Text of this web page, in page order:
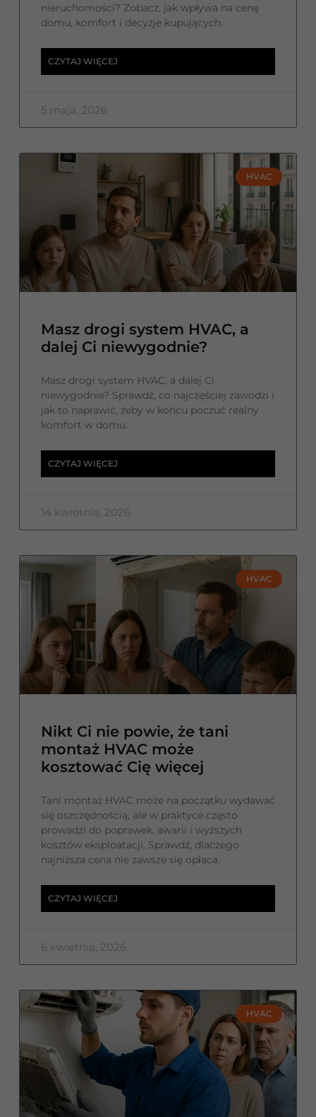
nieruchomości? Zobacz, jak wpływa na cenę
domu, komfort i decyzje kupujących.
CZYTAJ WIĘCEJ
5 maja, 2026
HVAC
Masz drogi system HVAC, a
dalej Ci niewygodnie?
Masz drogi system HVAC, a dalej Ci
niewygodnie? Sprawdź, co najczęściej zawodzi i
jak to naprawić, żeby w końcu poczuć realny
komfort w domu.
CZYTAJ WIĘCEJ
14 kwietnia, 2026
HVAC
Nikt Ci nie powie, że tani
montaż HVAC może
kosztować Cię więcej
Tani montaż HVAC może na początku wydawać
się oszczędnością, ale w praktyce często
prowadzi do poprawek, awarii i wyższych
kosztów eksploatacji. Sprawdź, dlaczego
najniższa cena nie zawsze się opłaca.
CZYTAJ WIĘCEJ
6 kwietnia, 2026
HVAC